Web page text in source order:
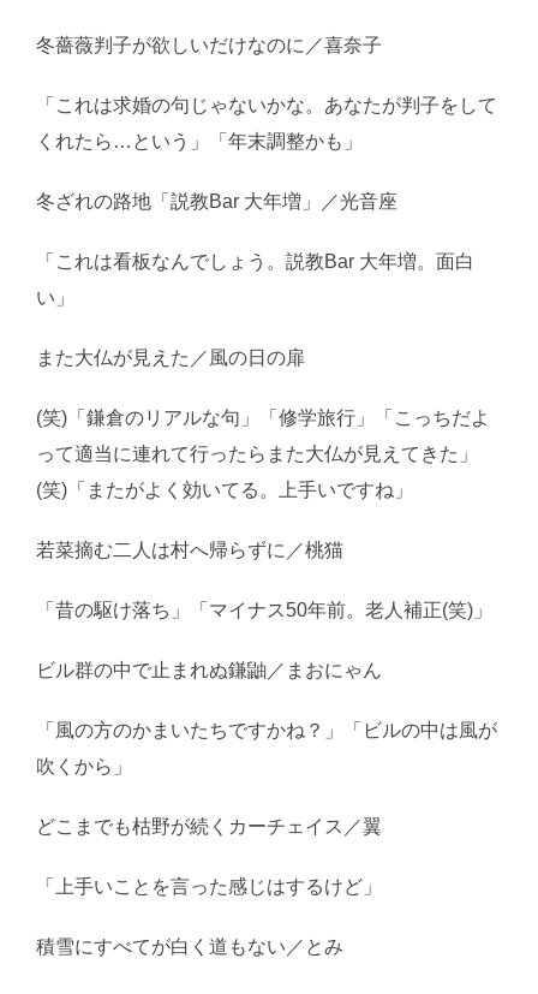
冬薔薇判子が欲しいだけなのに／喜奈子
「これは求婚の句じゃないかな。あなたが判子をして
くれたら…という」「年末調整かも」
冬ざれの路地「説教Bar 大年増」／光音座
「これは看板なんでしょう。説教Bar 大年増。面白
い」
また大仏が見えた／風の日の扉
(笑)「鎌倉のリアルな句」「修学旅行」「こっちだよ
って適当に連れて行ったらまた大仏が見えてきた」
(笑)「またがよく効いてる。上手いですね」
若菜摘む二人は村へ帰らずに／桃猫
「昔の駆け落ち」「マイナス50年前。老人補正(笑)」
ビル群の中で止まれぬ鎌鼬／まおにゃん
「風の方のかまいたちですかね？」「ビルの中は風が
吹くから」
どこまでも枯野が続くカーチェイス／翼
「上手いことを言った感じはするけど」
積雪にすべてが白く道もない／とみ